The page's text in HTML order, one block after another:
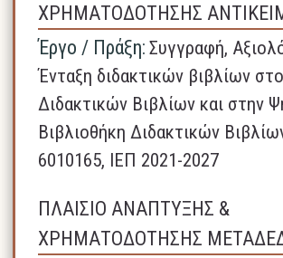
ΧΡΗΜΑΤΟΔΟΤΗΣΗΣ
Έργο / Πράξη: Συγγραφή,
Ένταξη διδακτικών βιβλίων
Διδακτικών Βιβλίων και στην
Βιβλιοθήκη Διδακτικών
6010165, ΙΕΠ 2021-2027
ΠΛΑΙΣΙΟ ΑΝΑΠΤΥΞΗΣ &
ΧΡΗΜΑΤΟΔΟΤΗΣΗΣ